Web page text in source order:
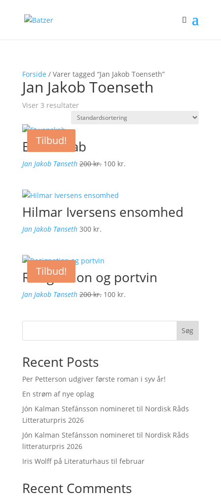
Forside / Varer tagged “Jan Jakob Toenseth”
Jan Jakob Toenseth
Viser 3 resultater
Tilbud!
Et venskab
Jan Jakob Tønseth 200kr. Den
var:
200 kr..
100 kr.Den
100 kr..
Hilmar Iversens ensomhed
Jan Jakob Tønseth 300 kr.
Tilbud!
Resignation og portvin
Jan Jakob Tønseth 200kr. Den
200 kr..
100 kr.Den
100 kr..
Søg
Recent Posts
Per Petterson udgiver første roman i syv år!
En strøm af nye oplag
Jón Kalman Stefánsson nomineret til Nordisk Råds
Litteraturpris 2026
Jón Kalman Stefánsson nomineret til Nordisk Råds
litteraturpris 2026
Iris Wolff på Literaturhaus til februar
Recent Comments